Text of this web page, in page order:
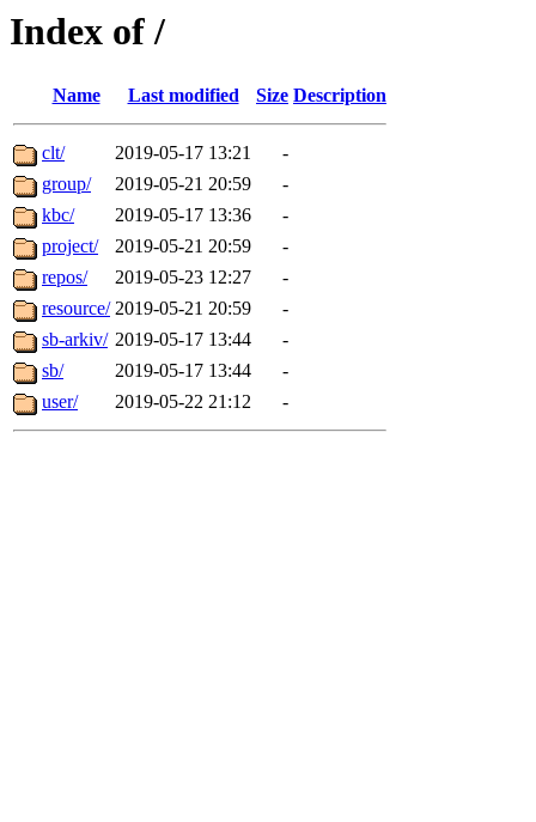
Index of /
Name Last modified Size Description
clt/ 2019-05-17 13:21
-
group/
2019-05-21 20:59
-
kbc/
2019-05-17 13:36
-
project/
2019-05-21 20:59
-
repos/
2019-05-23 12:27
-
resource/ 2019-05-21 20:59
-
sb-arkiv/ 2019-05-17 13:44
-
sb/
2019-05-17 13:44
-
user/
2019-05-22 21:12 -